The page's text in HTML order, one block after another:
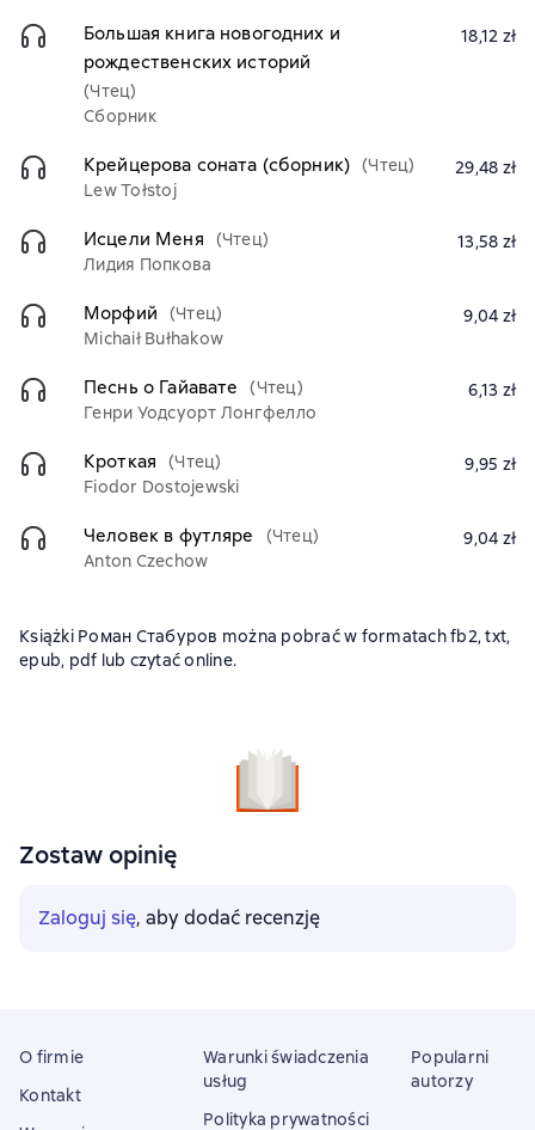
Большая книга новогодних и
рождественских историй
(Чтец)
Сборник
18,12 zł
Крейцерова соната (сборник) (Чтец)
Lew Tołstoj
29,48 zł
Исцели Меня
(Чтец)
Лидия Попкова
13,58 zł
Морфий
(Чтец)
Michaił Bułhakow
9,04 zł
Песнь о Гайавате
(Чтец)
Генри Уодсуорт Лонгфелло
6,13 zł
Кроткая
(Чтец)
Fiodor Dostojewski
9,95 zł
Человек в футляре
(Чтец)
Anton Czechow
9,04 zł
Książki Роман Стабуров można pobrać w formatach fb2, txt,
epub, pdf lub czytać online.
Zostaw opinię
Zaloguj się, aby dodać recenzję
O firmie
Kontakt
Warunki świadczenia
usług
Polityka prywatności
Popularni
autorzy